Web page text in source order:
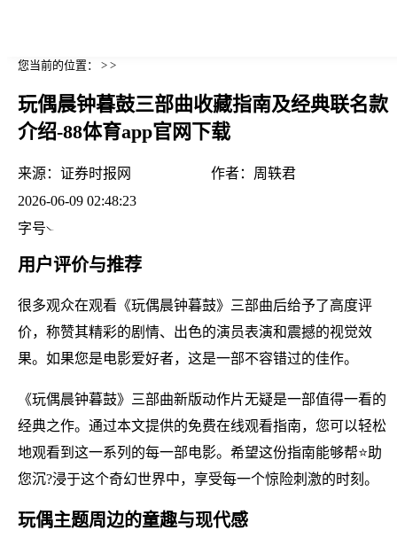
您当前的位置： > >
玩偶晨钟暮鼓三部曲收藏指南及经典联名款
介绍-88体育app官网下载
来源： 证券时报网 作者： 周轶君
2026-06-09 02:48:23
字号
用户评价与推荐
很多观众在观看《玩偶晨钟暮鼓》三部曲后给予了高度评
价，称赞其精彩的剧情、出色的演员表演和震撼的视觉效
果。如果您是电影爱好者，这是一部不容错过的佳作。
《玩偶晨钟暮鼓》三部曲新版动作片无疑是一部值得一看的
经典之作。通过本文提供的免费在线观看指南，您可以轻松
地观看到这一系列的每一部电影。希望这份指南能够帮⭐助
您沉?浸于这个奇幻世界中，享受每一个惊险刺激的时刻。
玩偶主题周边的童趣与现代感